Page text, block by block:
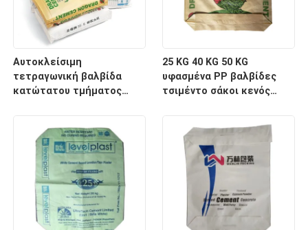
Αυτοκλείσιμη
τετραγωνική βαλβίδα
κατώτατου τμήματος
40 KG 50 KG Βιομηχανική
συσκευασία
25 KG 40 KG 50 KG
υφασμένα PP βαλβίδες
τσιμέντο σάκοι κενός
εκτύπωση